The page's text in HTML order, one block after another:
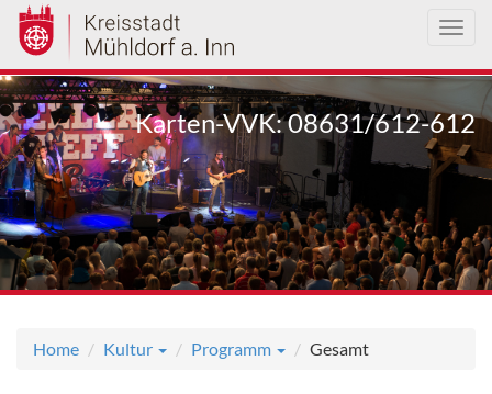
Direkt
zum
Inhalt
Karten-VVK: 08631/612-612
Home Kultur Programm Gesamt